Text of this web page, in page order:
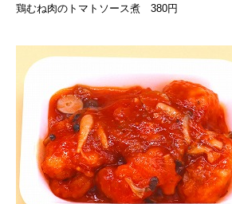
鶏むね肉のトマトソース煮 380円